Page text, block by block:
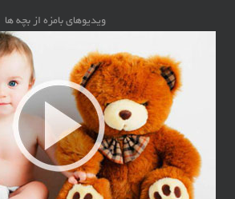
ویدیوهای بامزه از بچه ها